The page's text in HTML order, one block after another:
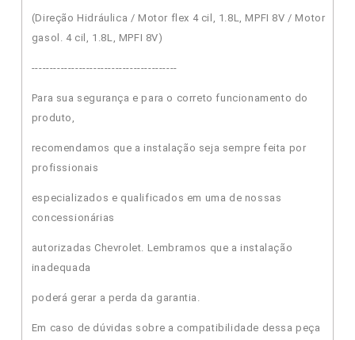
(Direção Hidráulica / Motor flex 4 cil, 1.8L, MPFI 8V / Motor
gasol. 4 cil, 1.8L, MPFI 8V)
----------------------------------------
Para sua segurança e para o correto funcionamento do
produto,
recomendamos que a instalação seja sempre feita por
profissionais
especializados e qualificados em uma de nossas
concessionárias
autorizadas Chevrolet. Lembramos que a instalação
inadequada
poderá gerar a perda da garantia.
Em caso de dúvidas sobre a compatibilidade dessa peça